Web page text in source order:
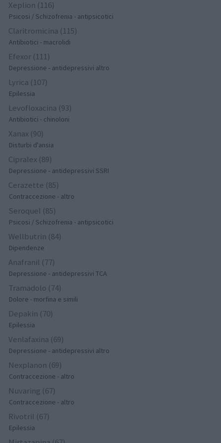
Xeplion (116)
Psicosi / Schizofrenia - antipsicotici
Claritromicina (115)
Antibiotici - macrolidi
Efexor (111)
Depressione - antidepressivi altro
Lyrica (107)
Epilessia
Levofloxacina (93)
Antibiotici - chinoloni
Xanax (90)
Disturbi d'ansia
Cipralex (89)
Depressione - antidepressivi SSRI
Cerazette (85)
Contraccezione - altro
Seroquel (85)
Psicosi / Schizofrenia - antipsicotici
Wellbutrin (84)
Dipendenze
Anafranil (77)
Depressione - antidepressivi TCA
Tramadolo (74)
Dolore - morfina e simili
Depakin (70)
Epilessia
Venlafaxina (69)
Depressione - antidepressivi altro
Nexplanon (69)
Contraccezione - altro
Nuvaring (67)
Contraccezione - altro
Rivotril (67)
Epilessia